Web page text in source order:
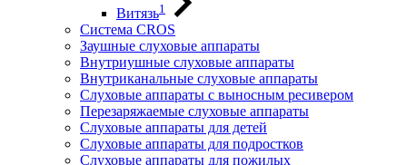
Витязь1
Система CROS
Заушные слуховые аппараты
Внутриушные слуховые аппараты
Внутриканальные слуховые аппараты
Слуховые аппараты с выносным ресивером
Перезаряжаемые слуховые аппараты
Слуховые аппараты для детей
Слуховые аппараты для подростков
Слуховые аппараты для пожилых